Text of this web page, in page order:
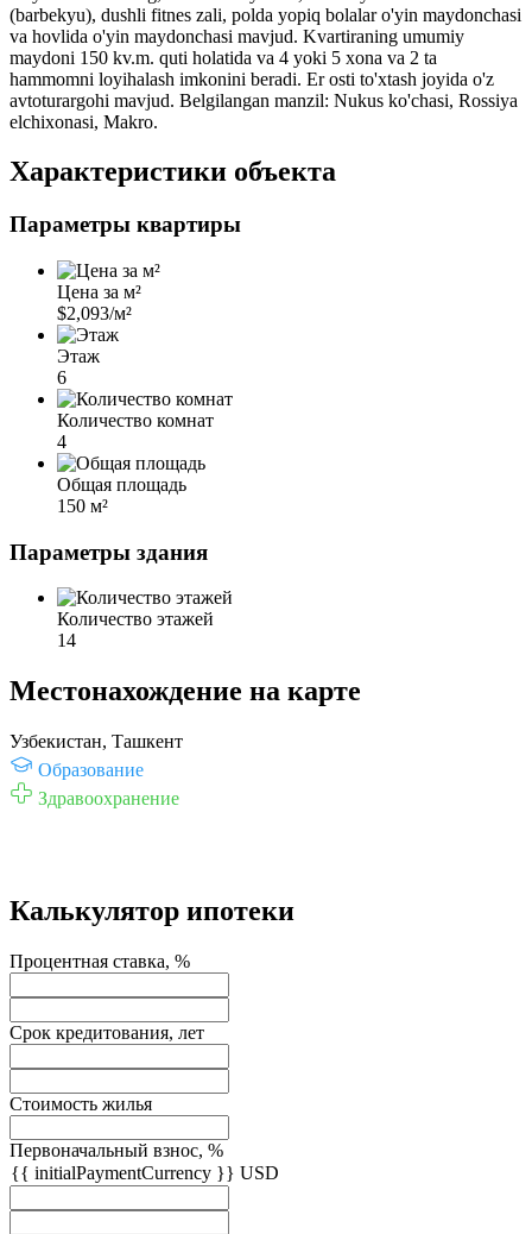
(barbekyu), dushli fitnes zali, polda yopiq bolalar o'yin maydonchasi
va hovlida o'yin maydonchasi mavjud. Kvartiraning umumiy
maydoni 150 kv.m. quti holatida va 4 yoki 5 xona va 2 ta
hammomni loyihalash imkonini beradi. Er osti to'xtash joyida o'z
avtoturargohi mavjud. Belgilangan manzil: Nukus ko'chasi, Rossiya
elchixonasi, Makro.
Характеристики объекта
Параметры квартиры
Цена за м²
$2,093/м²
Этаж
6
Количество комнат
4
Общая площадь
150 м²
Параметры здания
Количество этажей
14
Местонахождение на карте
Узбекистан, Ташкент
Образование
Здравоохранение
Калькулятор ипотеки
Процентная ставка, %
Срок кредитования, лет
Стоимость жилья
Первоначальный взнос, %
{{ initialPaymentCurrency }} USD